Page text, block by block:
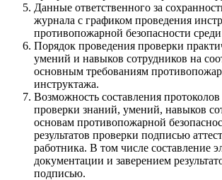
Данные ответственного за
журнала с графиком проведения
противопожарной безопасности
Порядок проведения проверки
умений и навыков сотрудников на
основным требованиям
инструктажа.
Возможность составления протоколов
проверки знаний, умений, навыков
основам противопожарной
результатов проверки подписью
работника. В том числе составление
документации и заверением
подписью.